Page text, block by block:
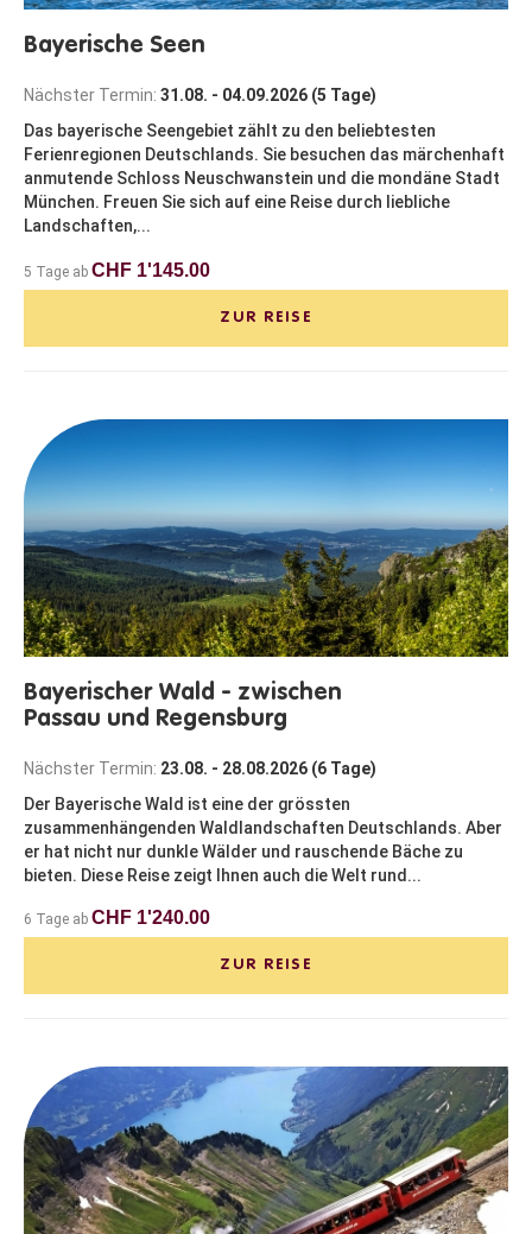
Bayerische Seen
Nächster Termin: 31.08. - 04.09.2026 (5 Tage)
Das bayerische Seengebiet zählt zu den beliebtesten
Ferienregionen Deutschlands. Sie besuchen das märchenhaft
anmutende Schloss Neuschwanstein und die mondäne Stadt
München. Freuen Sie sich auf eine Reise durch liebliche
Landschaften,...
5 Tage ab CHF 1'145.00
ZUR REISE
Bayerischer Wald - zwischen
Passau und Regensburg
Nächster Termin: 23.08. - 28.08.2026 (6 Tage)
Der Bayerische Wald ist eine der grössten
zusammenhängenden Waldlandschaften Deutschlands. Aber
er hat nicht nur dunkle Wälder und rauschende Bäche zu
bieten. Diese Reise zeigt Ihnen auch die Welt rund...
6 Tage ab CHF 1'240.00
ZUR REISE